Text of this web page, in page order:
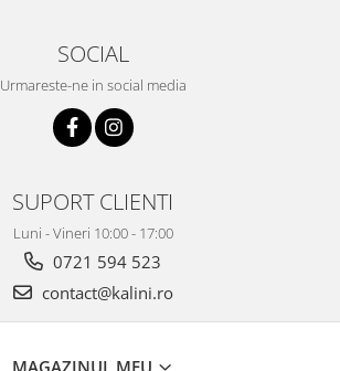
SOCIAL
Urmareste-ne in social media
SUPORT CLIENTI
Luni - Vineri 10:00 - 17:00
0721 594 523
contact@kalini.ro
MAGAZINUL MEU